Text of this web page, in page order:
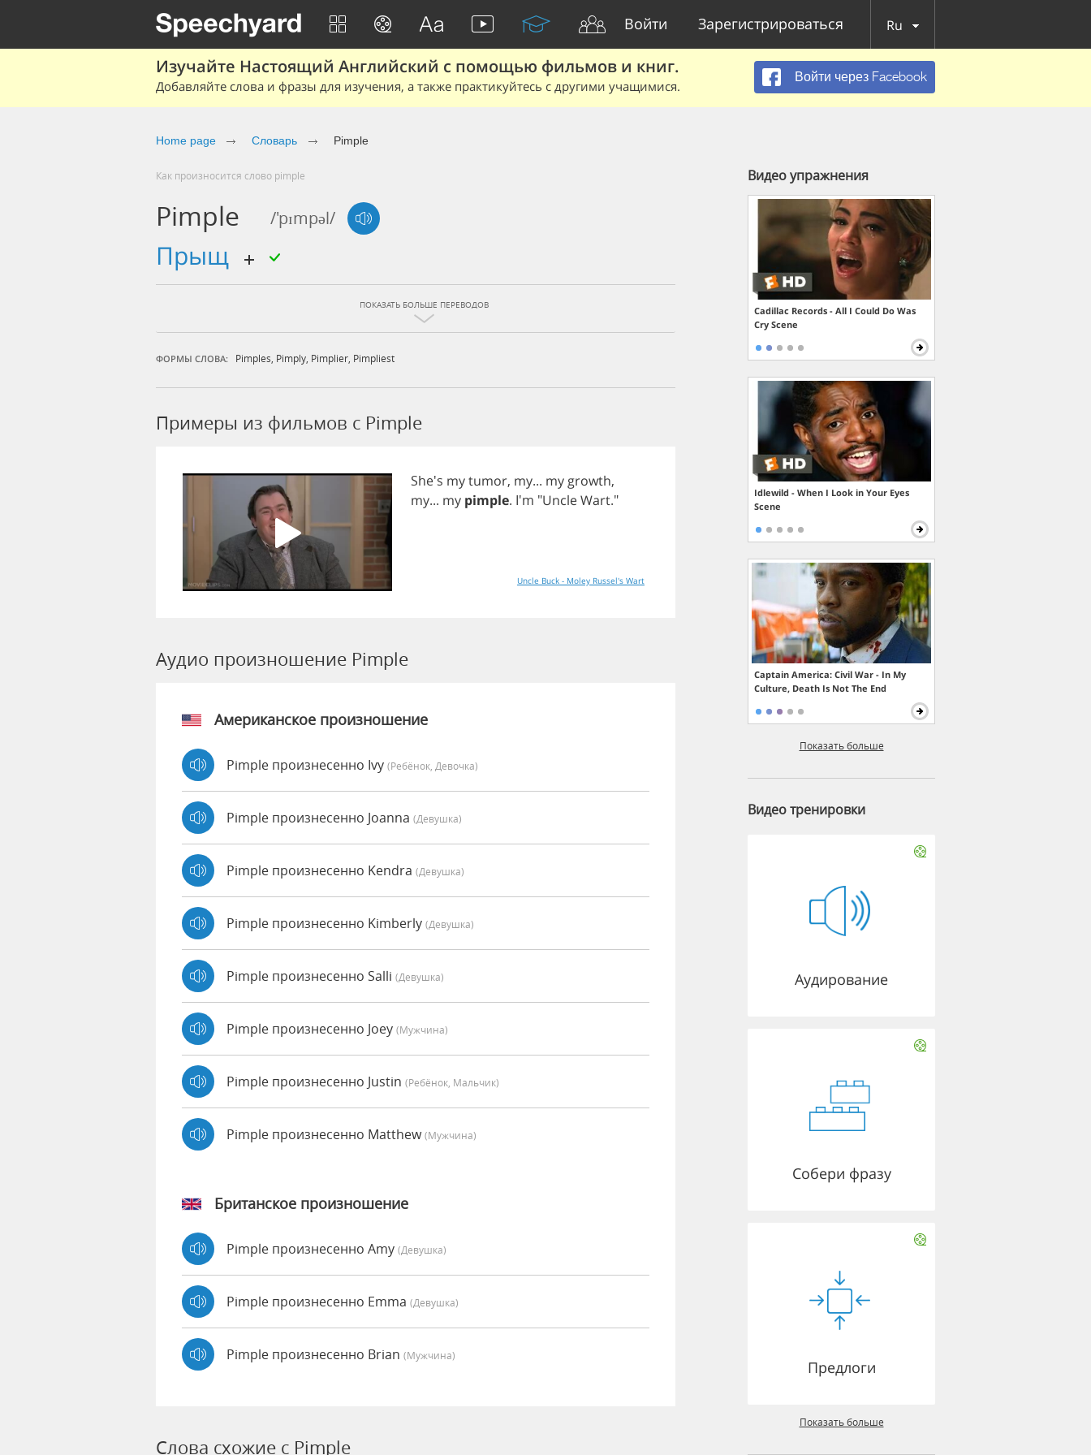
Войти Зарегистрироваться Ru
Изучайте Настоящий Английский с помощью фильмов и книг.
Добавляйте слова и фразы для изучения, а также практикуйтесь с другими учащимися.
Войти через Facebook
Home page Словарь Pimple
Как произносится слово pimple
Pimple /'pɪmpəl/
прыщ
ПОКАЗАТЬ БОЛЬШЕ ПЕРЕВОДОВ
ФОРМЫ СЛОВА: Pimples Pimply Pimplier Pimpliest
Примеры из фильмов c Pimple
She's mytumor, my... my growth,
my... my pimple. I'm "UncleWart."
Uncle Buck - Moley Russel's Wart
Аудио произношение Pimple
Американское произношение
Pimple произнесенно Ivy (Ребёнок, Девочка)
Pimple произнесенно Joanna (девушка)
Pimple произнесенно Kendra (девушка)
Pimple произнесенно Kimberly (девушка)
Pimple произнесенно Salli (девушка)
Pimple произнесенно Joey (мужчина)
Pimple произнесенно Justin (Ребёнок, Мальчик)
Pimple произнесенно Matthew(мужчина)
Британское произношение
Pimple произнесенно Amy (девушка)
Pimple произнесенно Emma (девушка)
Pimple произнесенно Brian (мужчина)
Слова схожие с Pimple
Видео упражнения
Cadillac Records - All I Could Do Was
Cry Scene
Idlewild - When I Look in Your Eyes
Scene
Captain America: Civil War - In My
Culture, Death Is Not The End
Показать больше
Видео тренировки
Аудирование
Собери фразу
Предлоги
Показать больше